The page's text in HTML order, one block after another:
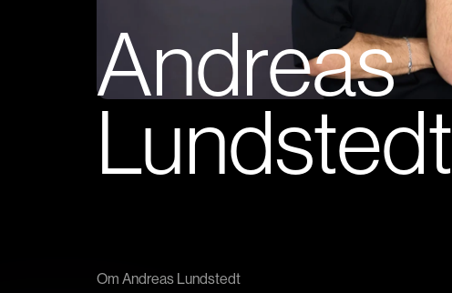
Andreas
Lundstedt
Om Andreas Lundstedt